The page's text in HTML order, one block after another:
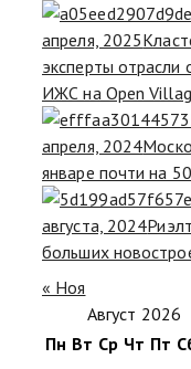
апреля, 2025
эксперты отрасли
ИЖС на Open
апреля, 2024
январе почти на
августа, 2024
больших
« Ноя
Август 2026
Пн Вт Ср Чт Пт